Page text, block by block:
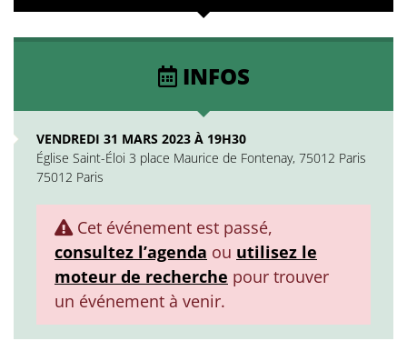
INFOS
VENDREDI 31 MARS 2023 À 19H30
Église Saint-Éloi 3 place Maurice de Fontenay, 75012 Paris
75012 Paris
Cet événement est passé,
consultez l’agenda ou utilisez le
moteur de recherche pour trouver
un événement à venir.